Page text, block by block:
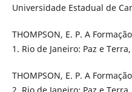
Universidade Estadual de
THOMPSON, E. P. A
1. Rio de Janeiro: Paz e
THOMPSON, E. P. A